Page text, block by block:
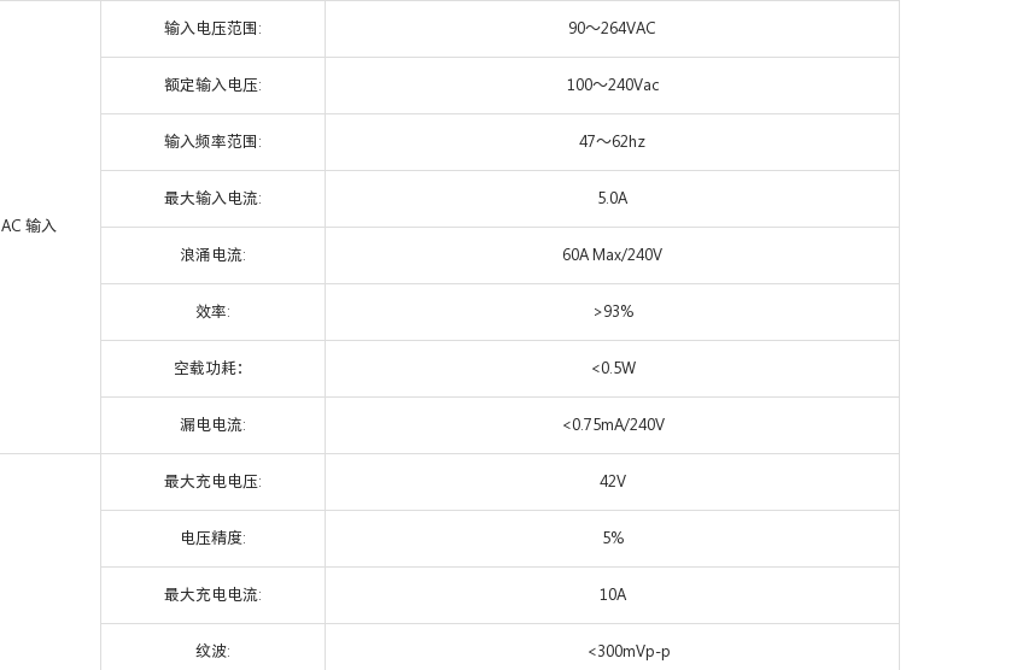
AC 输入
输入电压范围: 90～264VAC
额定输入电压: 100～240Vac
输入频率范围: 47～62hz
最大输入电流: 5.0A
浪涌电流: 60A Max/240V
效率: >93%
空载功耗： <0.5W
漏电电流: <0.75mA/240V
最大充电电压: 42V
电压精度: 5%
最大充电电流: 10A
纹波: <300mVp-p